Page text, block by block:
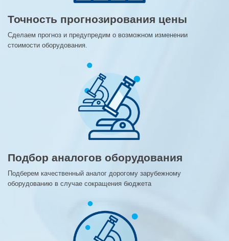
Точность прогнозирования цены
Сделаем прогноз и предупредим о возможном изменении
стоимости оборудования.
Подбор аналогов оборудования
Подберем качественный аналог дорогому зарубежному
оборудованию в случае сокращения бюджета